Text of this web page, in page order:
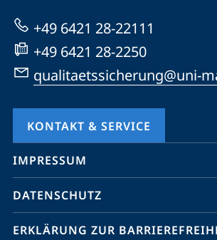
Website
+49 6421 28-22111
+49 6421 28-2250
qualitaetssicherung@uni-
KONTAKT & SERVICE
Mobile-
Service-
Navigation
und
IMPRESSUM
DATENSCHUTZ
ERKLÄRUNG ZUR